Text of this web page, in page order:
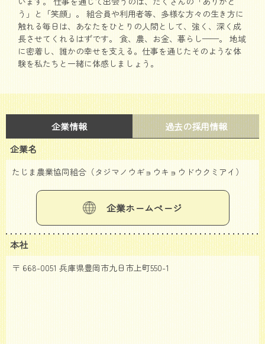
う」と「笑顔」。 組合員や利用者等、多様な方々の生き方に
触れる毎日は、あなたをひとりの人間として、強く、深く成
長させてくれるはずです。 食、農、お金、暮らし——。 地域
に密着し、誰かの幸せを支える。仕事を通じたそのような体
験を私たちと一緒に体感しましょう。
企業情報
過去の採用情報
企業名
たじま農業協同組合（タジマノウギョウキョウドウクミアイ）
企業ホームページ
本社
〒 668-0051 兵庫県豊岡市九日市上町550-1